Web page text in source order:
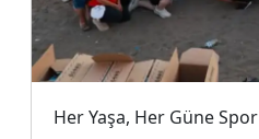
Her Yaşa, Her Güne Spor